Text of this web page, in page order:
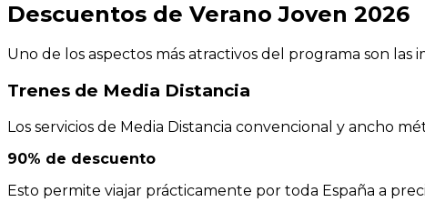
Descuentos de Verano Joven 2026
Uno de los aspectos más atractivos del programa son las
Trenes de Media Distancia
Los servicios de Media Distancia convencional y ancho
90% de descuento
Esto permite viajar prácticamente por toda España a